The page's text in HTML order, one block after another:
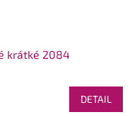
krátké 2084
DETAIL